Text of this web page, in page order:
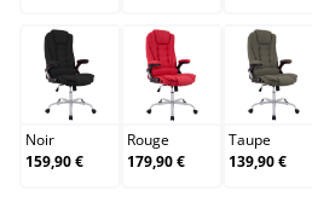
Noir
Noir
159,90 €
Rouge
Rouge
179,90 €
Taupe
Taupe
139,90 €